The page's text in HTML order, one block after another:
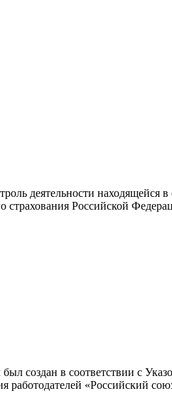
деятельности находящейся
Российской
создан в соответствии с
работодателей «Российский